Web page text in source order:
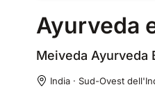
Ayurveda
Meiveda Ayurveda
India · Sud-Ovest